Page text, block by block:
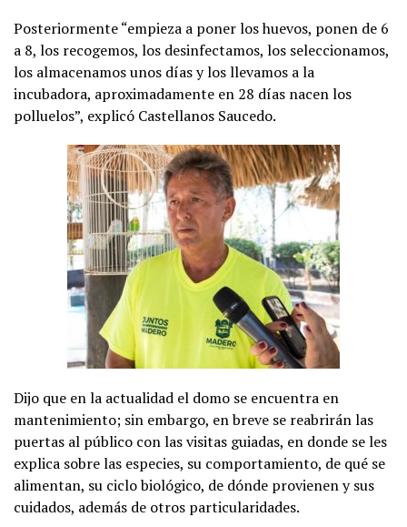
Posteriormente “empieza a poner los huevos, ponen de 6
a 8, los recogemos, los desinfectamos, los seleccionamos,
los almacenamos unos días y los llevamos a la
incubadora, aproximadamente en 28 días nacen los
polluelos”, explicó Castellanos Saucedo.
Dijo que en la actualidad el domo se encuentra en
mantenimiento; sin embargo, en breve se reabrirán las
puertas al público con las visitas guiadas, en donde se les
explica sobre las especies, su comportamiento, de qué se
alimentan, su ciclo biológico, de dónde provienen y sus
cuidados, además de otros particularidades.